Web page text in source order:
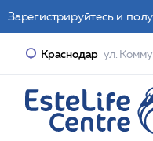
Зарегистрируйтесь и
Краснодар ул.